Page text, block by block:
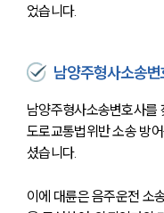
었습니다.
남양주형사소송
남양주형사소송변호사를
도로교통법위반 소송 방
셨습니다.
이에 대륜은 음주운전 소